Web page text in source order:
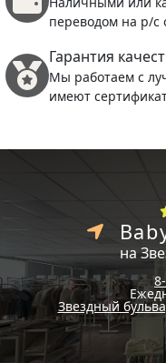
переводом на р/с
Гарантия
Мы работаем с
имеют
на
Звездный